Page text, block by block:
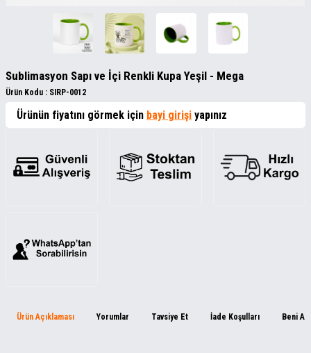
Sublimasyon Sapı ve İçi Renkli Kupa Yeşil - Mega
Ürün Kodu : SIRP-0012
Ürünün fiyatını görmek için bayi girişi yapınız
Ürün Açıklaması Yorumlar Tavsiye Et İade Koşulları Beni